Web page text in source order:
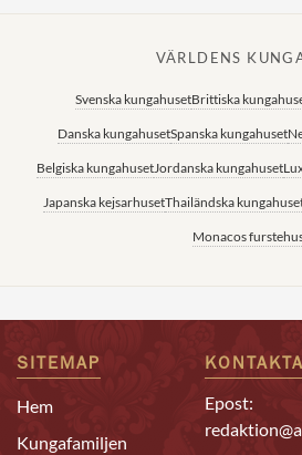
VÄRLDENS
Svenska kungahusetBrittiska
Danska kungahusetSpanska kungahuset
Belgiska kungahusetJordanska kungahuset
Japanska kejsarhusetThailändska
Monacos
SITEMAP
Hem
Kungafamiljen
Epost: